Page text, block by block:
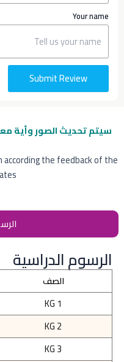
سيتم تحديث الصور وأية
the feedback of the
الرسوم الدراسية
الصف
KG 1
KG 2
KG 3
Your name
Submit Review